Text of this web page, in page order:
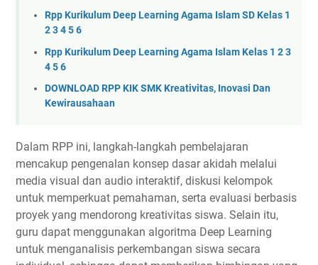
Rpp Kurikulum Deep Learning Agama Islam SD Kelas 1
2 3 4 5 6
Rpp Kurikulum Deep Learning Agama Islam Kelas 1 2 3
4 5 6
DOWNLOAD RPP KIK SMK Kreativitas, Inovasi Dan
Kewirausahaan
Dalam RPP ini, langkah-langkah pembelajaran
mencakup pengenalan konsep dasar akidah melalui
media visual dan audio interaktif, diskusi kelompok
untuk memperkuat pemahaman, serta evaluasi berbasis
proyek yang mendorong kreativitas siswa. Selain itu,
guru dapat menggunakan algoritma Deep Learning
untuk menganalisis perkembangan siswa secara